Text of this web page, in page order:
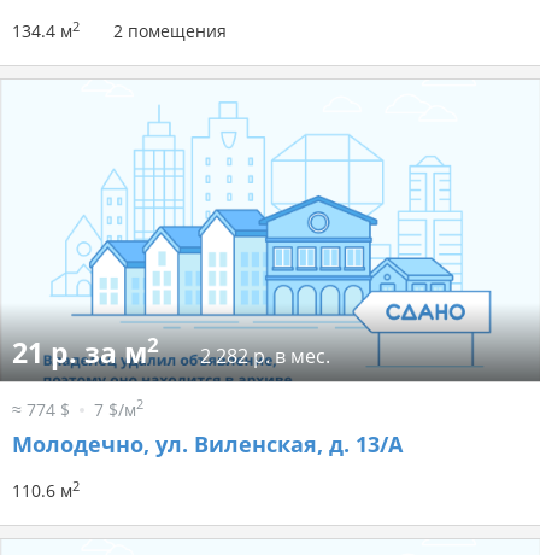
134.4 м2 2 помещения
21 р. за м2 2 282 р. в мес.
≈ 774 $ 7 $/м2
Молодечно, ул. Виленская, д. 13/А
110.6 м2